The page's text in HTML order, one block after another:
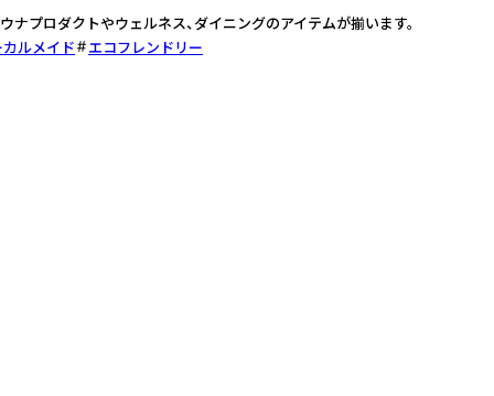
ナプロダクトやウェルネス、ダイニングのアイテムが揃います。
ルメイド
エコフレンドリー